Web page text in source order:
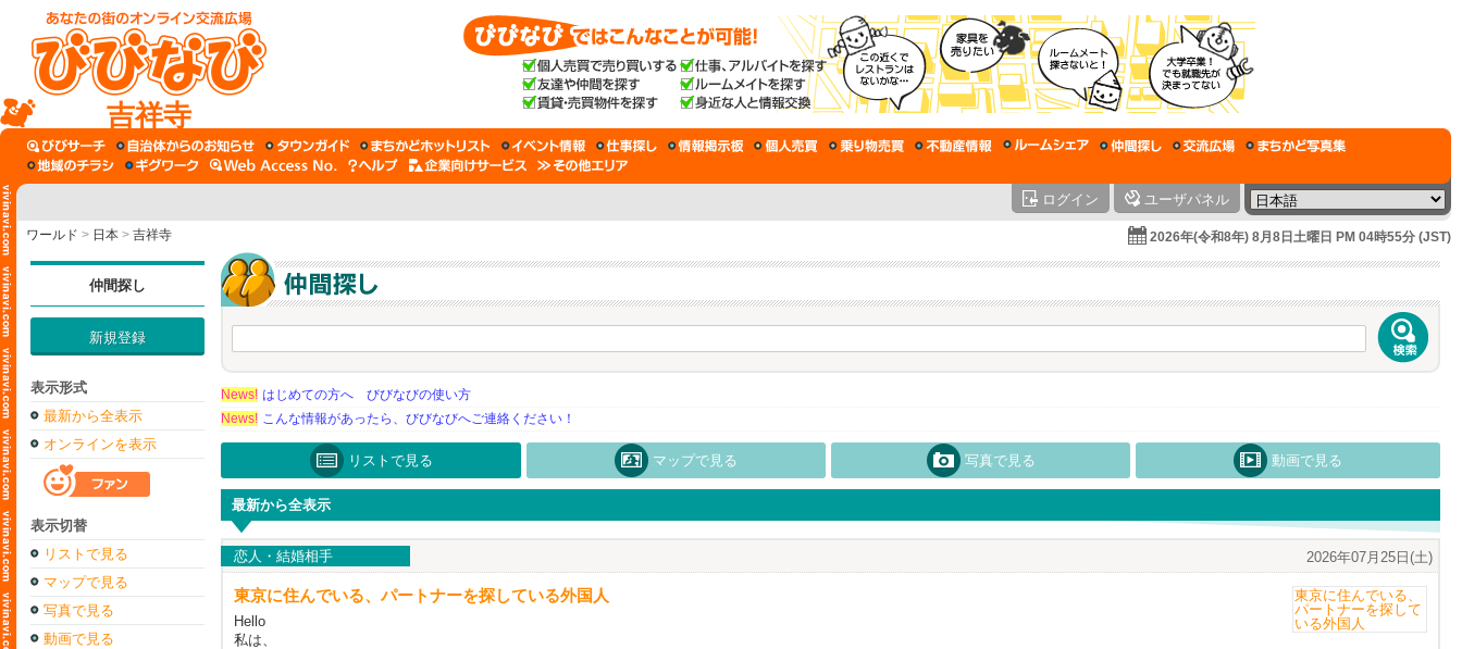
吉祥寺
ログイン ユーザパネル
ワールド > 日本 > 吉祥寺 2026年(令和8年) 8月8日土曜日 PM 04時55分 (JST)
仲間探し
新規登録
表示形式
最新から全表示
オンラインを表示
表示切替
リストで見る
マップで見る
写真で見る
動画で見る
News! はじめての方へ びびなびの使い方
News! こんな情報があったら、びびなびへご連絡ください！
リストで見る マップで見る 写真で見る 動画で見る
最新から全表示
恋人・結婚相手 2026年07月25日(土)
東京に住んでいる、パートナーを探している外国人
Hello
私は、